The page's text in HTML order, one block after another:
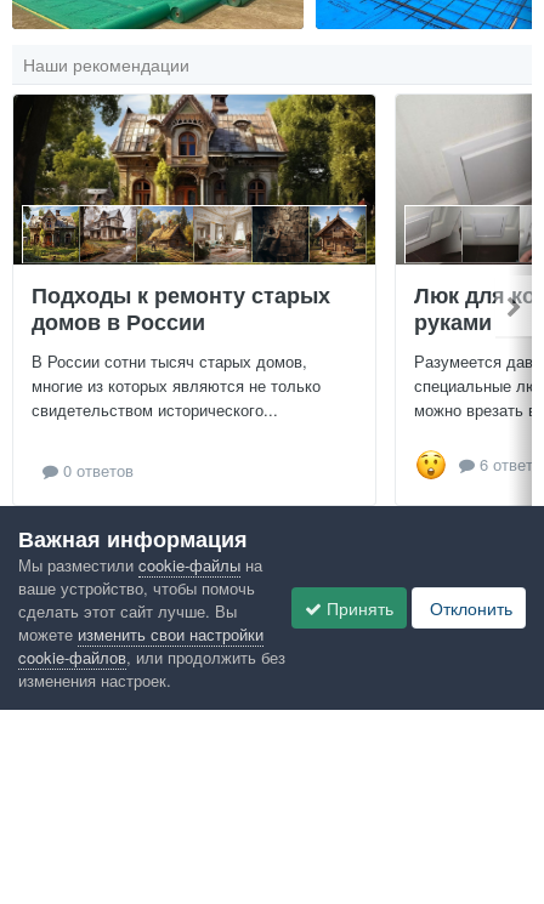
Наши рекомендации
Подходы к ремонту старых
домов в России
В России сотни тысяч старых домов,
многие из которых являются не только
свидетельством исторического...
0 ответов
Люк для
руками
Разумеется
специальные
можно врезать
6
Посмотреть всё
Google рекомендует
Важная информация
Мы разместили cookie-файлы на
ваше устройство, чтобы помочь
сделать этот сайт лучше. Вы
можете изменить свои настройки
cookie-файлов, или продолжить без
изменения настроек.
Принять Отклонить